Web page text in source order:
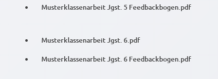
Musterklassenarbeit Jgst. 5 Feedbackbogen.pdf
Musterklassenarbeit Jgst. 6.pdf
Musterklassenarbeit Jgst. 6 Feedbackbogen.pdf